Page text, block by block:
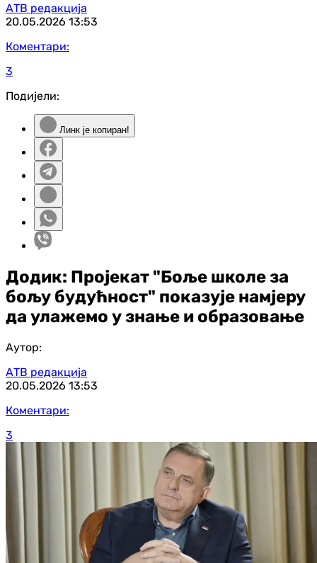
АТВ редакција
20.05.2026 13:53
Коментари:
3
Подијели:
Линк је копиран!
Додик: Пројекат "Боље школе за
бољу будућност" показује намјеру
да улажемо у знање и образовање
Аутор:
АТВ редакција
20.05.2026 13:53
Коментари:
3